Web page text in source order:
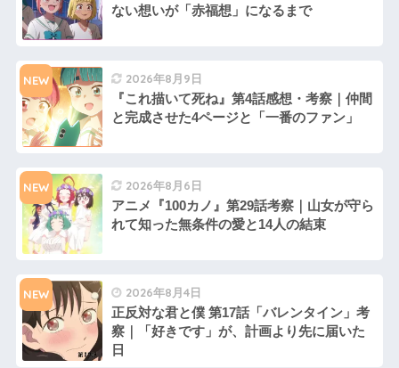
ない想いが「赤福想」になるまで
2026年8月9日
『これ描いて死ね』第4話感想・考察｜仲間
と完成させた4ページと「一番のファン」
NEW
2026年8月6日
アニメ『100カノ』第29話考察｜山女が守ら
れて知った無条件の愛と14人の結束
NEW
2026年8月4日
正反対な君と僕 第17話「バレンタイン」考
察｜「好きです」が、計画より先に届いた
日
NEW